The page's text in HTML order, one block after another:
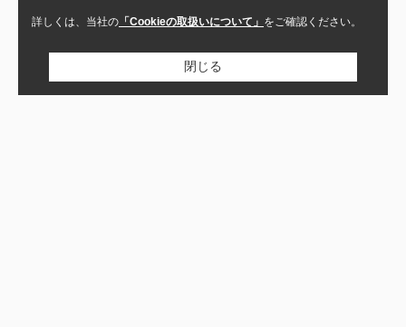
詳しくは、当社の 「Cookieの取扱いについて」 をご確認ください。
閉じる